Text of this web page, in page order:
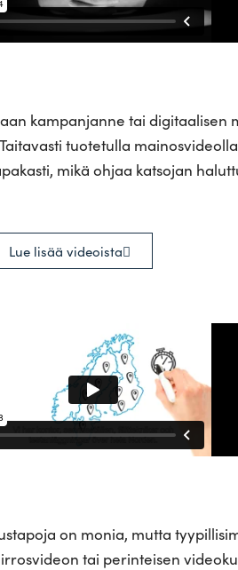
kam­pan­janne tai digi­taa­lisen
tuo­te­tulla
mikä ohjaa kat­sojan
Lue lisää videoista
on monia, mutta
tai perin­teisen